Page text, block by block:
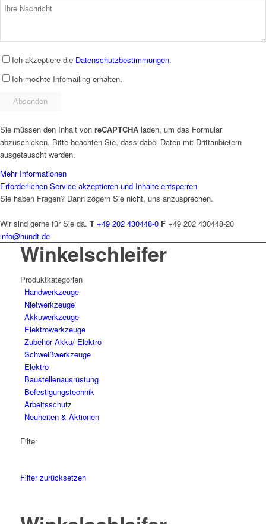
Ich akzeptiere die Datenschutzbestimmungen.
Ich möchte Infomailing erhalten.
Sie müssen den Inhalt von reCAPTCHA laden, um das Formular
abzuschicken. Bitte beachten Sie, dass dabei Daten mit Drittanbietern
ausgetauscht werden.
Mehr Informationen
Erforderlichen Service akzeptieren und Inhalte entsperren
Sie haben Fragen? Dann zögern Sie nicht, uns anzusprechen.
Wir sind gerne für Sie da. T +49 202 430448-0 F +49 202 430448-20
info@hundt.de
Winkelschleifer
Produktkategorien
Hand­werk­zeuge
Niet­werk­zeuge
Akkuwerkzeuge
Elektro­werk­zeuge
Zubehör Akku/ Elektro
Schweiß­werk­zeuge
Elektro
Bau­stellen­aus­rüstung
Befesti­gungs­technik
Arbeits­schutz
Neuheiten & Aktionen
Filter
Filter zurücksetzen